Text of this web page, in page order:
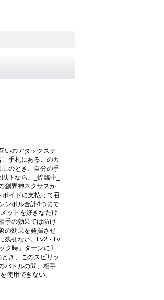
いのアタックステ
手札にあるこのカ
のとき、自分の手
下なら、_煌臨中_
創界神ネクサスか
ボイドに支払って召
ンボル合計4つまで
ットを好きなだけ
手の効果では防げ
の効果を発揮させ
残せない。Lv2・Lv
ク時』ターンに1
き、このスピリッ
バトルの間、相手
使用できない。